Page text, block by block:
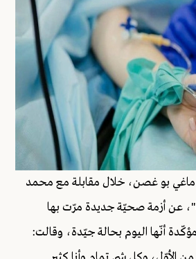
ماغي بو غصن، خلال مقابلة مع محمد
عن أزمة صحيّة جديدة مرّت بها
أنّها اليوم بحالة جيّدة، وقالت: